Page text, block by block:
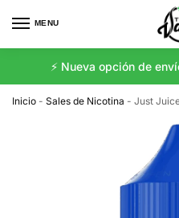
MENU
⚡️ Nueva opción de
Inicio - Sales de Nicotina - Just